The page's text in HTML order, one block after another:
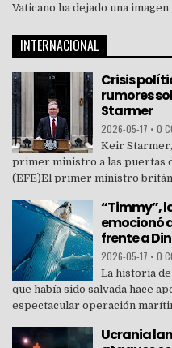
Vaticano ha dejado una
INTERNACIONAL
Crisis
rumores
Starmer
2026-05-17 • 0
Keir
primer ministro a las puertas
(EFE)El primer ministro
“Timmy”,
emocionó
frente a
2026-05-17 • 0
La historia de
que había sido salvada hace
espectacular operación
Ucrania